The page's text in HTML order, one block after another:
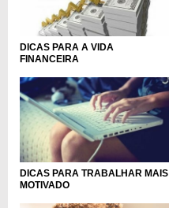
DICAS PARA A VIDA
FINANCEIRA
DICAS PARA TRABALHAR MAIS
MOTIVADO